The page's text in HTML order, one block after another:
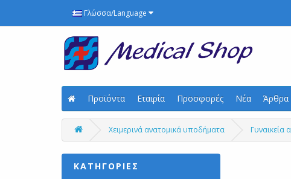
Γλώσσα/Language
Προϊόντα Εταιρία Προσφορές Νέα Άρθρα
Χειμερινά ανατομικά υποδήματα Γυναικεία
ΚΑΤΗΓΟΡΙΕΣ